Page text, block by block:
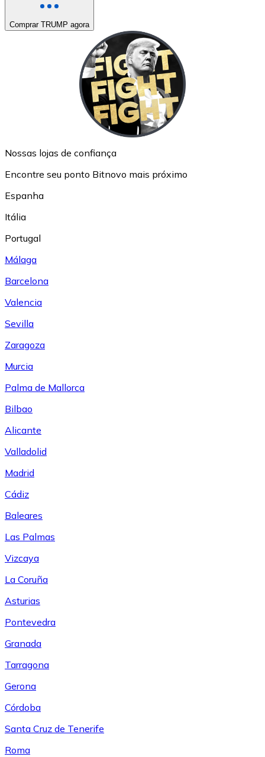
Comprar TRUMP agora
Nossas lojas de confiança
Encontre seu ponto Bitnovo mais próximo
Espanha
Itália
Portugal
Málaga
Barcelona
Valencia
Sevilla
Zaragoza
Murcia
Palma de Mallorca
Bilbao
Alicante
Valladolid
Madrid
Cádiz
Baleares
Las Palmas
Vizcaya
La Coruña
Asturias
Pontevedra
Granada
Tarragona
Gerona
Córdoba
Santa Cruz de Tenerife
Roma